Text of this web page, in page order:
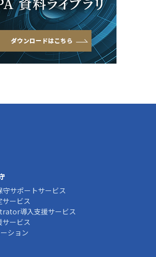
サポートサービス
ービス
導入支援サービス
ービス
ション